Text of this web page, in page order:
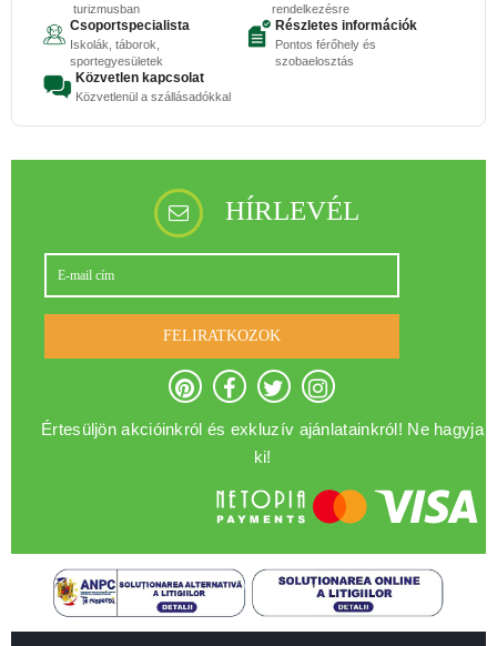
turizmusban
rendelkezésre
Csoportspecialista
Iskolák, táborok,
sportegyesületek
Részletes információk
Pontos férőhely és
szobaelosztás
Közvetlen kapcsolat
Közvetlenül a szállásadókkal
HÍRLEVÉL
FELIRATKOZOK
Értesüljön akcióinkról és exkluzív ajánlatainkról! Ne hagyja
ki!